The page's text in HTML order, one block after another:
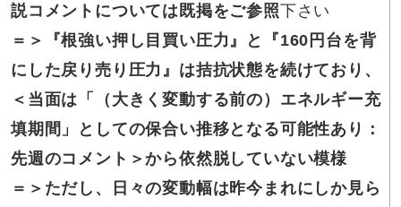
説コメントについては既掲をご参照下さい
＝＞
『根強い押し目買い圧力』と『160円台を背
にした戻り売り圧力』は拮抗状態を続けており、
＜当面は「（大きく変動する前の）エネルギー充
填期間」としての保合い推移となる可能性あり：
先週のコメント＞から依然脱していない模様
＝＞ ただし、日々の変動幅は昨今まれにしか見ら